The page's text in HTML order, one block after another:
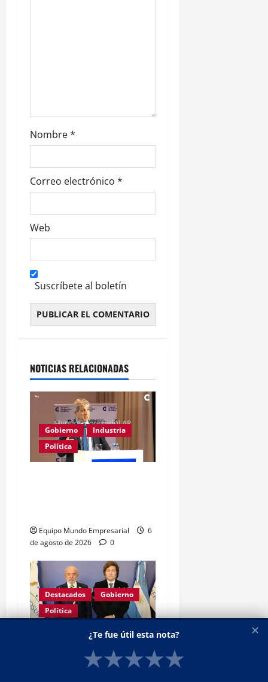
a
s
Nombre*
Correo electrónico *
Web
Suscríbete al boletín
NOTICIAS RELACIONADAS
Gobierno
Industria
Política
Equipo Mundo Empresarial
6
de agosto de 2026
0
Destacados
Gobierno
Política
GRAVE: Brasil confirmó
que no enviará embajador
✕
¿Te fue útil esta nota?
★★★★★